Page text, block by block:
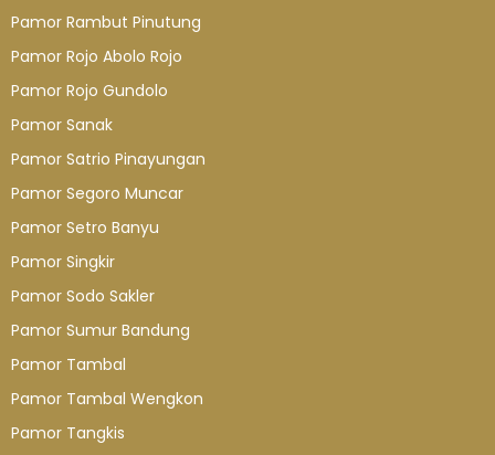
Pamor Rambut Pinutung
Pamor Rojo Abolo Rojo
Pamor Rojo Gundolo
Pamor Sanak
Pamor Satrio Pinayungan
Pamor Segoro Muncar
Pamor Setro Banyu
Pamor Singkir
Pamor Sodo Sakler
Pamor Sumur Bandung
Pamor Tambal
Pamor Tambal Wengkon
Pamor Tangkis